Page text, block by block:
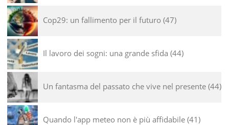
Cop29: un fallimento per il futuro 47
Il lavoro dei sogni: una grande sfida 44
Un fantasma del passato che vive nel presente 44
Quando l'app meteo non è più affidabile 41